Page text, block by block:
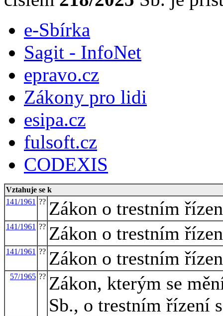
e-Sbírka
Sagit - InfoNet
epravo.cz
Zákony pro lidi
esipa.cz
fulsoft.cz
CODEXIS
Vztahuje se k
141/1961 ?? Zákon o trestním
141/1961 ?? Zákon o trestním
141/1961 ?? Zákon o trestním
57/1965 ?? Zákon, kterým se
Sb., o trestním řízení